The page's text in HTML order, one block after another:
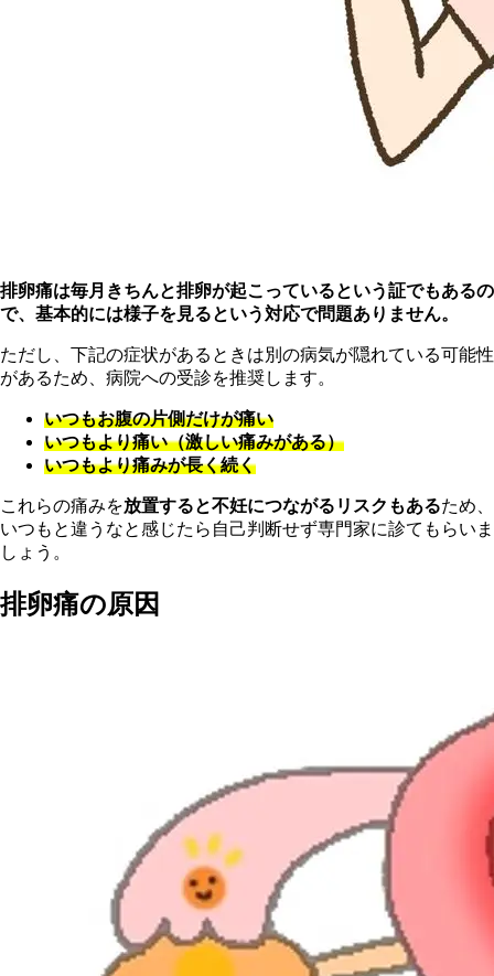
排卵痛は毎月きちんと排卵が起こっているという証でもあるの
で、基本的には様子を見るという対応で問題ありません。
ただし、下記の症状があるときは別の病気が隠れている可能性
があるため、病院への受診を推奨します。
いつもお腹の片側だけが痛い
いつもより痛い（激しい痛みがある）
いつもより痛みが長く続く
これらの痛みを放置すると不妊につながるリスクもあるため、
いつもと違うなと感じたら自己判断せず専門家に診てもらいま
しょう。
排卵痛の原因